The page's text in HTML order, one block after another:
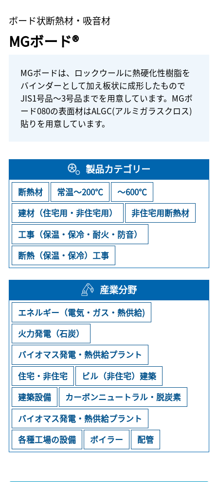
ボード状断熱材・吸音材
MGボード®
MGボードは、ロックウールに熱硬化性樹脂を
バインダーとして加え板状に成形したもので
JIS1号品～3号品までを用意しています。MGボ
ード080の表面材はALGC(アルミガラスクロス)
貼りを用意しています。
製品カテゴリー
断熱材 常温～200℃
～600℃
建材（住宅用・非住宅用）
非住宅用断熱材
工事（保温・保冷・耐火・防音）
断熱（保温・保冷）工事
産業分野
エネルギー（電気・ガス・熱供給)
火力発電（石炭）
バイオマス発電・熱供給プラント
住宅・非住宅
ビル（非住宅）建築
建築設備
カーボンニュートラル・脱炭素
バイオマス発電・熱供給プラント
各種工場の設備
ボイラー 配管